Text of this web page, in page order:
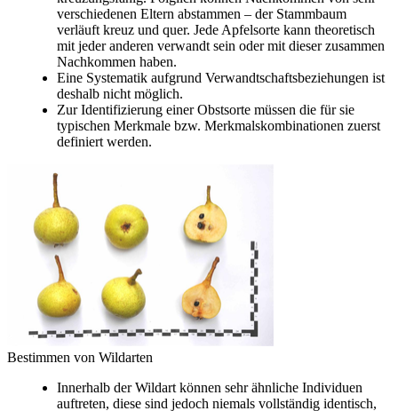
verschiedenen Eltern abstammen – der Stammbaum
verläuft kreuz und quer. Jede Apfelsorte kann theoretisch
mit jeder anderen verwandt sein oder mit dieser zusammen
Nachkommen haben.
Eine Systematik aufgrund Verwandtschaftsbeziehungen ist
deshalb nicht möglich.
Zur Identifizierung einer Obstsorte müssen die für sie
typischen Merkmale bzw. Merkmalskombinationen zuerst
definiert werden.
Bestimmen von Wildarten
Innerhalb der Wildart können sehr ähnliche Individuen
auftreten, diese sind jedoch niemals vollständig identisch,